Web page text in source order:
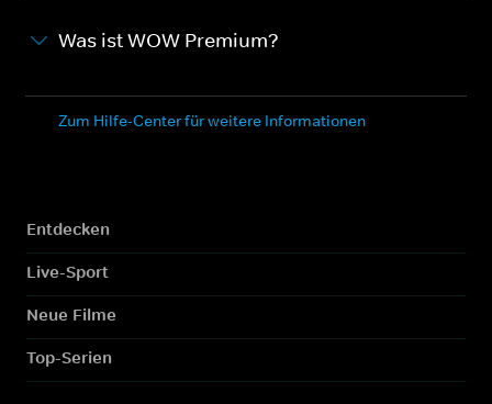
Was ist WOW Premium?
Zum Hilfe-Center für weitere Informationen
Entdecken
Live-Sport
Neue Filme
Top-Serien